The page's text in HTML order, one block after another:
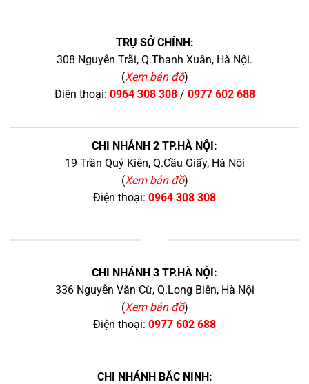
TRỤ SỞ CHÍNH:
308 Nguyễn Trãi, Q.Thanh Xuân, Hà Nội.
(Xem bản đồ)
Điện thoại: 0964 308 308/ 0977 602 688
CHI NHÁNH 2 TP.HÀ NỘI:
19 Trần Quý Kiên, Q.Cầu Giấy, Hà Nội
(Xem bản đồ)
Điện thoại: 0964 308 308
CHI NHÁNH 3 TP.HÀ NỘI:
336 Nguyễn Văn Cừ, Q.Long Biên, Hà Nội
(Xem bản đồ)
Điện thoại: 0977 602 688
CHI NHÁNH BẮC NINH: